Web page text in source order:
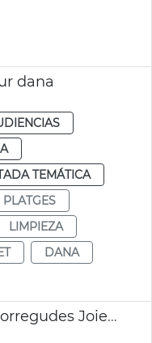
dana
TEMÁTICA
PLATGES
LIMPIEZA
DANA
València subvenciona Corregudes Joies de Pinedo